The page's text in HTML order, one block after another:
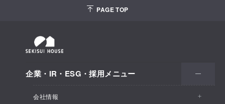
PAGE TOP
企業・IR・ESG・採用メニュー
会社情報